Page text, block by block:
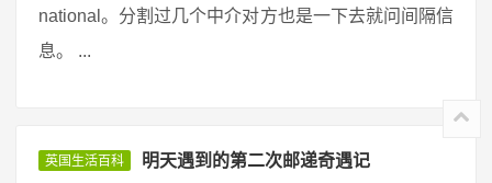
national。分割过几个中介对方也是一下去就问间隔信
息。 ...
英国生活百科 明天遇到的第二次邮递奇遇记